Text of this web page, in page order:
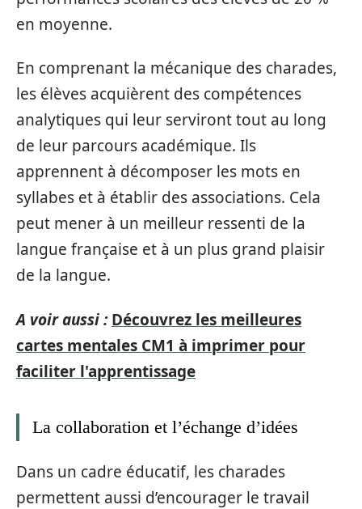
en moyenne.
En comprenant la mécanique des charades,
les élèves acquièrent des compétences
analytiques qui leur serviront tout au long
de leur parcours académique. Ils
apprennent à décomposer les mots en
syllabes et à établir des associations. Cela
peut mener à un meilleur ressenti de la
langue française et à un plus grand plaisir
de la langue.
A voir aussi : Découvrez les meilleures
cartes mentales CM1 à imprimer pour
faciliter l'apprentissage
La collaboration et l’échange d’idées
Dans un cadre éducatif, les charades
permettent aussi d’encourager le travail